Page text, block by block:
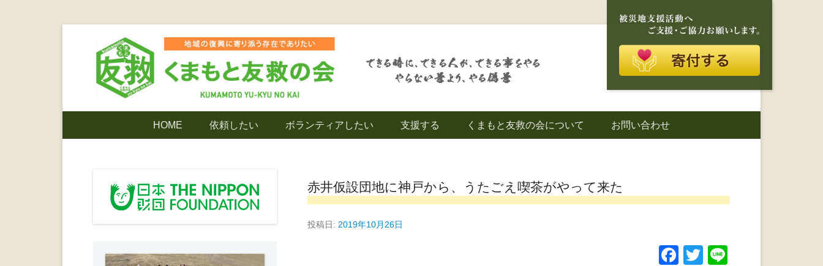
くまもと友救の会｜地域の復興に寄り添う存在
ンティア
HOME 依頼したい ボランティアしたい 支援する くまもと友救の会について お問い合わせ
赤井仮設団地に神戸から、うたごえ喫茶がやって来た
投稿日: 2019年10月26日
F T